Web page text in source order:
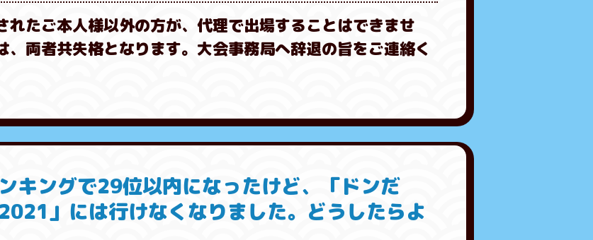
れたご本人様以外の方が、代理で出場することはできませ
、両者共失格となります。大会事務局へ辞退の旨をご連絡く
キングで29位以内になったけど、「ドンだ
」には行けなくなりました。どうしたらよ